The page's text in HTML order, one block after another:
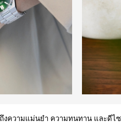
ความแม่นยำ ความทนทาน และดีไ